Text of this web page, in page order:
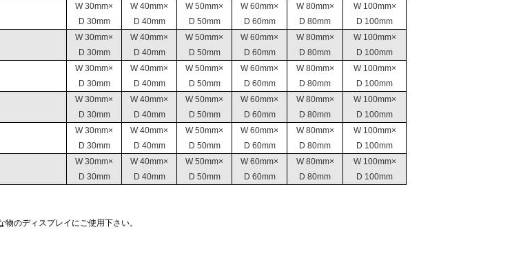
W 30mm×
D 30mm
W 40mm×
D 40mm
W 50mm×
D 50mm
W 60mm×
D 60mm
W 80mm×
D 80mm
W 100mm×
D 100mm
W 30mm×
D 30mm
W 40mm×
D 40mm
W 50mm×
D 50mm
W 60mm×
D 60mm
W 80mm×
D 80mm
W 100mm×
D 100mm
W 30mm×
D 30mm
W 40mm×
D 40mm
W 50mm×
D 50mm
W 60mm×
D 60mm
W 80mm×
D 80mm
W 100mm×
D 100mm
W 30mm×
D 30mm
W 40mm×
D 40mm
W 50mm×
D 50mm
W 60mm×
D 60mm
W 80mm×
D 80mm
W 100mm×
D 100mm
W 30mm×
D 30mm
W 40mm×
D 40mm
W 50mm×
D 50mm
W 60mm×
D 60mm
W 80mm×
D 80mm
W 100mm×
D 100mm
W 30mm×
D 30mm
W 40mm×
D 40mm
W 50mm×
D 50mm
W 60mm×
D 60mm
W 80mm×
D 80mm
W 100mm×
D 100mm
のディスプレイにご使用下さい。